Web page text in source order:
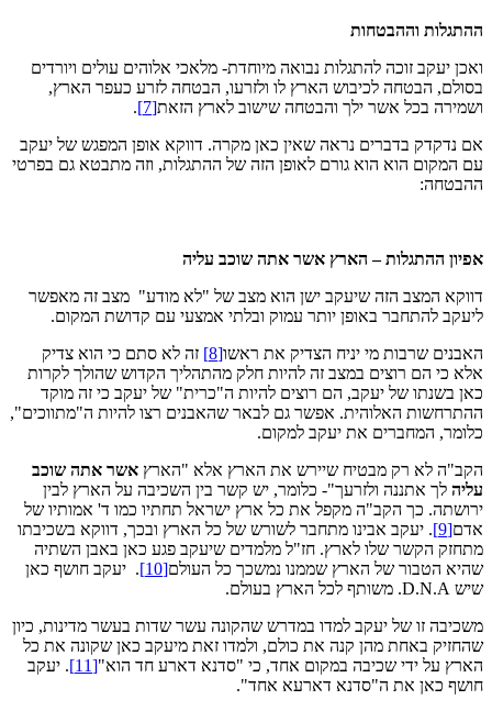
ההתגלות וההבטחות
ואכן יעקב זוכה להתגלות נבואה מיוחדת- מלאכי אלוהים עולים ויורדים
בסולם, הבטחה לכיבוש הארץ לו ולזרעו, הבטחה לזרע כעפר הארץ,
ושמירה בכל אשר ילך והבטחה שישוב לארץ הזאת[7]
.
אם נדקדק בדברים נראה שאין כאן מקרה. דווקא אופן המפגש של יעקב
עם המקום הוא הוא גורם לאופן הזה של ההתגלות, וזה מתבטא גם בפרטי
ההבטחה:
אפיון ההתגלות – הארץ אשר אתה שוכב עליה
דווקא המצב הזה שיעקב ישן הוא מצב של "לא מודע" מצב זה מאפשר
ליעקב להתחבר באופן יותר עמוק ובלתי אמצעי עם קדושת המקום.
האבנים שרבות מי יניח הצדיק את ראשו[8]
זה לא סתם כי הוא צדיק
אלא כי הם רוצים במצב זה להיות חלק מהתהליך הקדוש שהולך לקרות
כאן בשנתו של יעקב, הם רוצים להיות ה"כרית" של יעקב כי זה מוקד
ההתרחשות האלוהית. אפשר גם לבאר שהאבנים רצו להיות ה"מתווכים",
כלומר, המחברים את יעקב למקום.
הקב"ה לא רק מבטיח שיירש את הארץ אלא "הארץ אשר אתה שוכב
עליה לך אתננה ולזרעך"- כלומר, יש קשר בין השכיבה על הארץ לבין
ירושתה. כך הקב"ה מקפל את כל ארץ ישראל תחתיו כמו ד' אמותיו של
אדם[9]
. יעקב אבינו מתחבר לשורש של כל הארץ ובכך, דווקא בשכיבתו
מתחזק הקשר שלו לארץ. חז"ל מלמדים שיעקב פגע כאן באבן השתיה
שהיא הטבור של הארץ שממנו נמשכך כל העולם[10]
. יעקב חושף כאן
שיש D.N.A. משותף לכל הארץ בעולם.
משכיבה זו של יעקב למדו במדרש שהקונה עשר שדות בעשר מדינות, כיון
שהחזיק באחת מהן קנה את כולם, ולמדו זאת מיעקב כאן שקונה את כל
הארץ על ידי שכיבה במקום אחד, כי "סדנא דארע חד הוא"[11]
. יעקב
חושף כאן את ה"סדנא דארעא אחד".